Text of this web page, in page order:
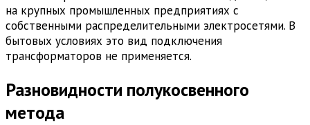
на крупных промышленных предприятиях с
собственными распределительными электросетями. В
бытовых условиях это вид подключения
трансформаторов не применяется.
Разновидности полукосвенного
метода